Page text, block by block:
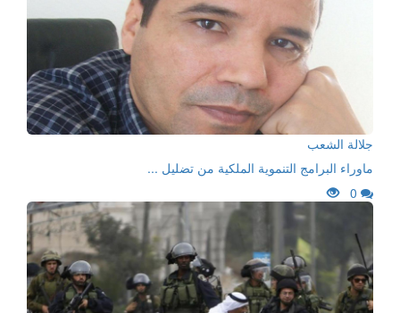
جلالة الشعب
ماوراء البرامج التنموية الملكية من تضليل ...